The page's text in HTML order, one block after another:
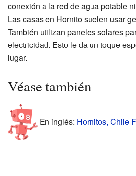
conexión a la red de agua potable
Las casas en Hornito suelen usar
También utilizan paneles solares
electricidad. Esto le da un toque
lugar.
Véase también
En inglés: Hornitos, Chile